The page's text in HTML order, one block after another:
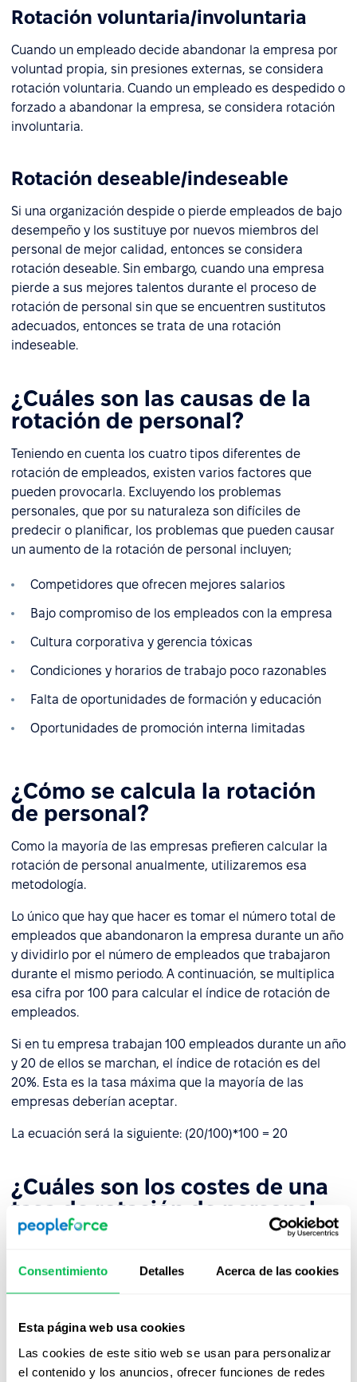
Consentimiento Detalles Acerca de las cookies
Esta página web usa cookies
Las cookies de este sitio web se usan para personalizar
el contenido y los anuncios, ofrecer funciones de redes
Rotación voluntaria/involuntaria
Cuando un empleado decide abandonar la empresa por
voluntad propia, sin presiones externas, se considera
rotación voluntaria. Cuando un empleado es despedido o
forzado a abandonar la empresa, se considera rotación
involuntaria.
Rotación deseable/indeseable
Si una organización despide o pierde empleados de bajo
desempeño y los sustituye por nuevos miembros del
personal de mejor calidad, entonces se considera
rotación deseable. Sin embargo, cuando una empresa
pierde a sus mejores talentos durante el proceso de
rotación de personal sin que se encuentren sustitutos
adecuados, entonces se trata de una rotación
indeseable.
¿Cuáles son las causas de la
rotación de personal?
Teniendo en cuenta los cuatro tipos diferentes de
rotación de empleados, existen varios factores que
pueden provocarla. Excluyendo los problemas
personales, que por su naturaleza son difíciles de
predecir o planificar, los problemas que pueden causar
un aumento de la rotación de personal incluyen;
Competidores que ofrecen mejores salarios
Bajo compromiso de los empleados con la empresa
Cultura corporativa y gerencia tóxicas
Condiciones y horarios de trabajo poco razonables
Falta de oportunidades de formación y educación
Oportunidades de promoción interna limitadas
¿Cómo se calcula la rotación
de personal?
Como la mayoría de las empresas prefieren calcular la
rotación de personal anualmente, utilizaremos esa
metodología.
Lo único que hay que hacer es tomar el número total de
empleados que abandonaron la empresa durante un año
y dividirlo por el número de empleados que trabajaron
durante el mismo periodo. A continuación, se multiplica
esa cifra por 100 para calcular el índice de rotación de
empleados.
Si en tu empresa trabajan 100 empleados durante un año
y 20 de ellos se marchan, el índice de rotación es del
20%. Esta es la tasa máxima que la mayoría de las
empresas deberían aceptar.
La ecuación será la siguiente: (20/100)*100 = 20
¿Cuáles son los costes de una
tasa de rotación de personal
elevada?
Perder un gran número de empleados de forma regular
incorporación no es barato, como tampoco lo son los
Además, existen costes no financieros, como las